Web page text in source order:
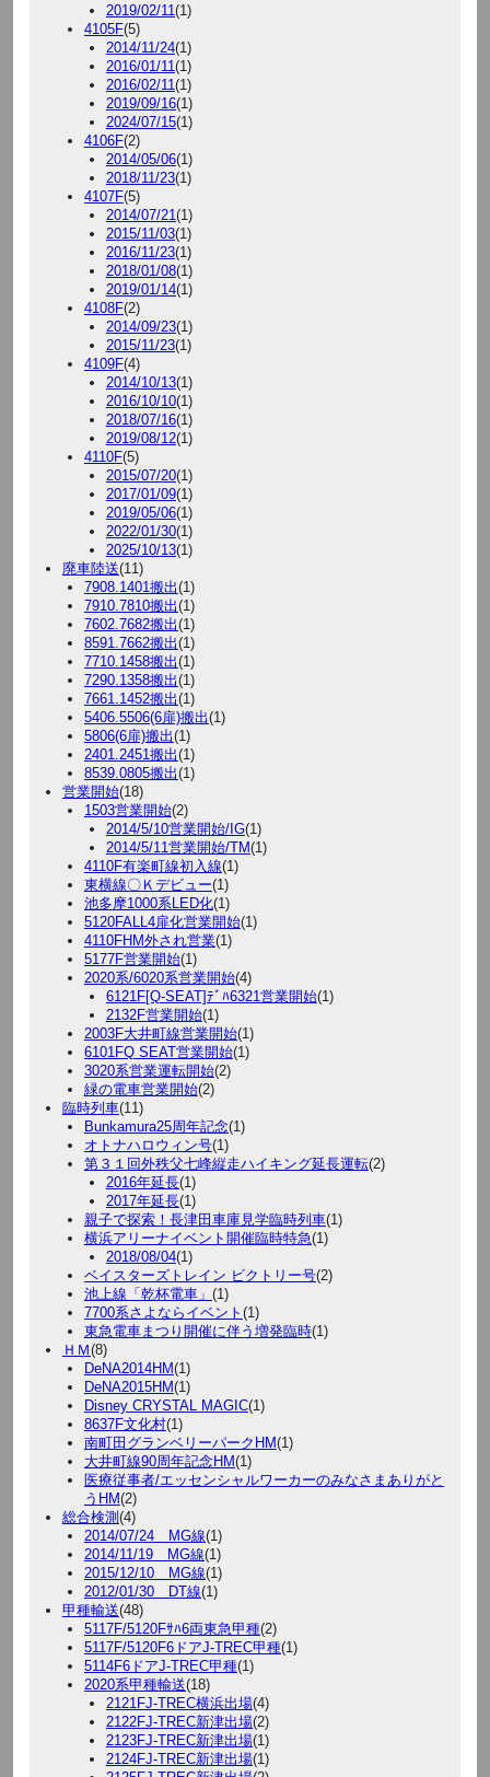
2019/02/11(1)
4105F(5)
2014/11/24(1)
2016/01/11(1)
2016/02/11(1)
2019/09/16(1)
2024/07/15(1)
4106F(2)
2014/05/06(1)
2018/11/23(1)
4107F(5)
2014/07/21(1)
2015/11/03(1)
2016/11/23(1)
2018/01/08(1)
2019/01/14(1)
4108F(2)
2014/09/23(1)
2015/11/23(1)
4109F(4)
2014/10/13(1)
2016/10/10(1)
2018/07/16(1)
2019/08/12(1)
4110F(5)
2015/07/20(1)
2017/01/09(1)
2019/05/06(1)
2022/01/30(1)
2025/10/13(1)
廃車陸送(11)
7908.1401搬出(1)
7910.7810搬出(1)
7602.7682搬出(1)
8591.7662搬出(1)
7710.1458搬出(1)
7290.1358搬出(1)
7661.1452搬出(1)
5406.5506(6扉)搬出(1)
5806(6扉)搬出(1)
2401.2451搬出(1)
8539.0805搬出(1)
営業開始(18)
1503営業開始(2)
2014/5/10営業開始/IG(1)
2014/5/11営業開始/TM(1)
4110F有楽町線初入線(1)
東横線〇Ｋデビュー(1)
池多摩1000系LED化(1)
5120FALL4扉化営業開始(1)
4110FHM外され営業(1)
5177F営業開始(1)
2020系/6020系営業開始(4)
6121F[Q-SEAT]ﾃﾞﾊ6321営業開始(1)
2132F営業開始(1)
2003F大井町線営業開始(1)
6101FQ SEAT営業開始(1)
3020系営業運転開始(2)
緑の電車営業開始(2)
臨時列車(11)
Bunkamura25周年記念(1)
オトナハロウィン号(1)
第３１回外秩父七峰縦走ハイキング延長運転(2)
2016年延長(1)
2017年延長(1)
親子で探索！長津田車庫見学臨時列車(1)
横浜アリーナイベント開催臨時特急(1)
2018/08/04(1)
ベイスターズトレイン ビクトリー号(2)
池上線「乾杯電車」 (1)
7700系さよならイベント (1)
東急電車まつり開催に伴う増発臨時(1)
ＨＭ(8)
DeNA2014HM(1)
DeNA2015HM(1)
Disney CRYSTAL MAGIC(1)
8637F文化村(1)
南町田グランベリーパークHM(1)
大井町線90周年記念HM(1)
医療従事者/エッセンシャルワーカーのみなさまありがと
うHM(2)
総合検測(4)
2014/07/24 MG線(1)
2014/11/19 MG線(1)
2015/12/10 MG線(1)
2012/01/30 DT線(1)
甲種輸送(48)
5117F/5120Fｻﾊ6両東急甲種(2)
5117F/5120F6ドアJ-TREC甲種(1)
5114F6ドアJ-TREC甲種(1)
2020系甲種輸送(18)
2121FJ-TREC横浜出場(4)
2122FJ-TREC新津出場(2)
2123FJ-TREC新津出場(1)
2124FJ-TREC新津出場(1)